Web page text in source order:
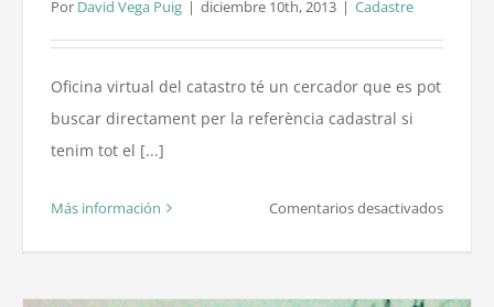
Por David Vega Puig | diciembre 10th, 2013 | Cadastre
Oficina virtual del catastro té un cercador que es pot
buscar directament per la referència cadastral si
tenim tot el [...]
Más información Comentarios desactivadosen
l’oficina